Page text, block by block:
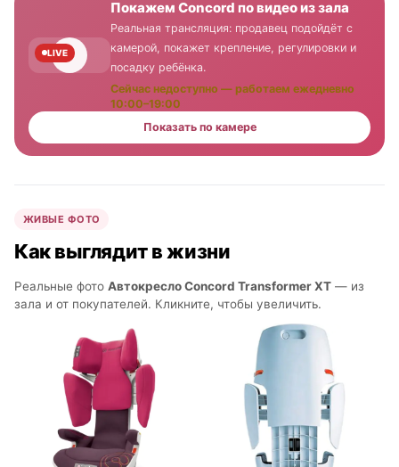
LIVE
Покажем Concord по видео из зала
Реальная трансляция: продавец подойдёт с
камерой, покажет крепление, регулировки и
посадку ребёнка.
Сейчас недоступно — работаем ежедневно
10:00–19:00
Показать по камере
ЖИВЫЕ ФОТО
Как выглядит в жизни
Реальные фото Автокресло Concord Transformer XT — из
зала и от покупателей. Кликните, чтобы увеличить.